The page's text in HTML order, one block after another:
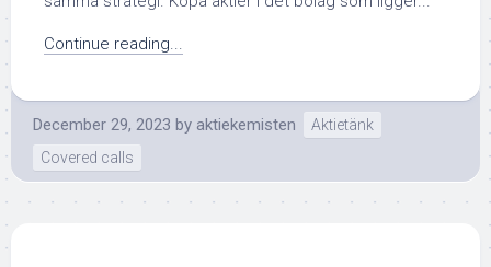
Continue reading...
December 29, 2023 by aktiekemisten
Aktietänk
Covered calls